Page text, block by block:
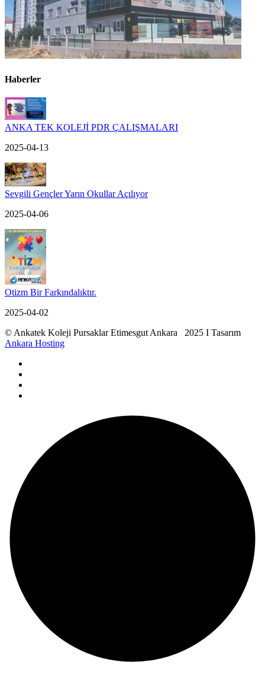
Haberler
ANKA TEK KOLEJİ PDR ÇALIŞMALARI
2025-04-13
Sevgili Gençler Yarın Okullar Açılıyor
2025-04-06
Otizm Bir Farkındalıktır.
2025-04-02
© Ankatek Koleji Pursaklar Etimesgut Ankara 2025 I Tasarım
Ankara Hosting